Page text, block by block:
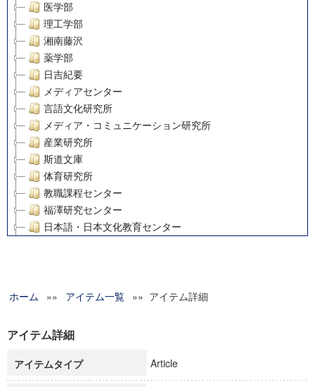
医学部
理工学部
湘南藤沢
薬学部
日吉紀要
メディアセンター
言語文化研究所
メディア・コミュニケーション研究所
産業研究所
斯道文庫
体育研究所
教職課程センター
福澤研究センター
日本語・日本文化教育センター
グローバルリサーチインスティテュート
科学研究費補助金研究成果報告書
慶應義塾大学グローバルCOEプログラム市民社会ガバナンス
慶應義塾大学グローバルCOEプログラム論理と感性の先端的
ホーム »» アイテム一覧 »» アイテム詳細
アイテム詳細
アイテムタイプ Article